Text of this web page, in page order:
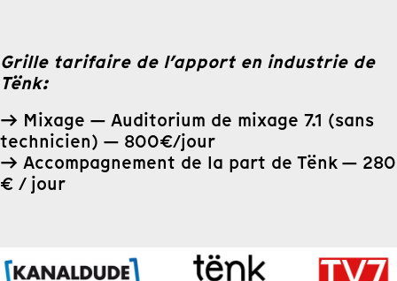
Grille tarifaire de l’apport en industrie de
Tënk:
→ Mixage — Auditorium de mixage 7.1 (sans
technicien) — 800€/jour
→ Accompagnement de la part de Tënk — 280
€ / jour